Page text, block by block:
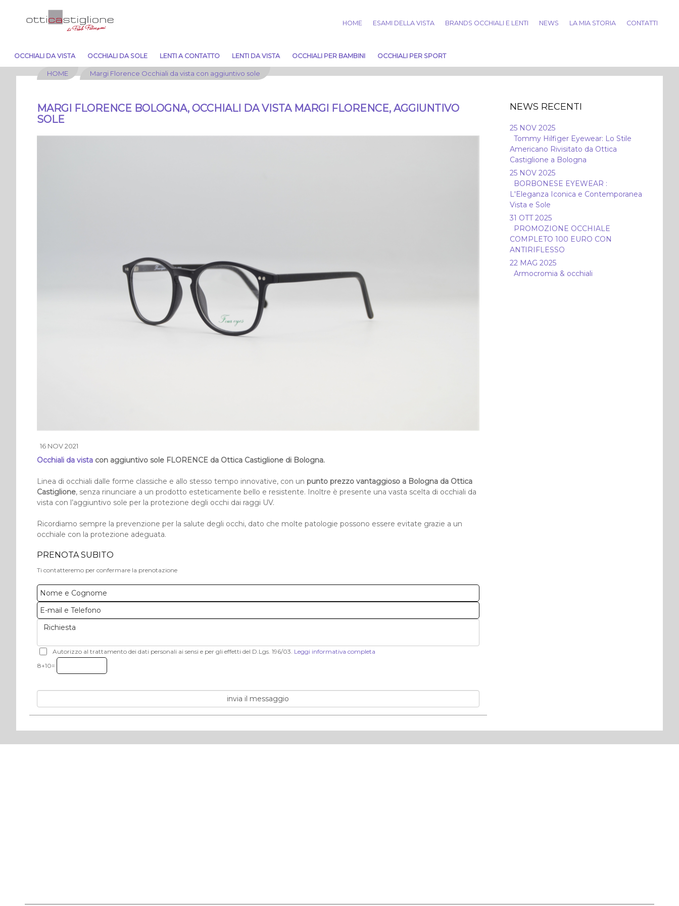
HOME ESAMI DELLA VISTA BRANDS OCCHIALI E LENTI NEWS LA MIA STORIA CONTATTI
OCCHIALI DA VISTA OCCHIALI DA SOLE LENTI A CONTATTO LENTI DA VISTA OCCHIALI PER BAMBINI OCCHIALI PER SPORT
HOME Margi Florence Occhiali da vista con aggiuntivo sole
MARGI FLORENCE BOLOGNA, OCCHIALI DA VISTA MARGI FLORENCE, AGGIUNTIVO
SOLE
16 NOV 2021
Occhiali da vistacon aggiuntivo sole FLORENCE da Ottica Castiglione di Bologna.
Linea di occhiali dalle forme classiche e allo stesso tempo innovative, con un punto prezzo vantaggioso a Bologna da Ottica
Castiglione, senza rinunciare a un prodotto esteticamente bello e resistente. Inoltre è presente una vasta scelta di occhiali da
vista con l’aggiuntivo sole per la protezione degli occhi dai raggi UV.
Ricordiamo sempre la prevenzione per la salute degli occhi, dato che molte patologie possono essere evitate grazie a un
occhiale con la protezione adeguata.
PRENOTA SUBITO
Ti contatteremo per confermare la prenotazione
Autorizzo al trattamento dei dati personali ai sensi e per gli effetti del D.Lgs. 196/03. Leggi informativa completa
8+10=
NEWS RECENTI
25 NOV 2025
Tommy Hilfiger Eyewear: Lo Stile
Americano Rivisitato da Ottica
Castiglione a Bologna
25 NOV 2025
BORBONESE EYEWEAR :
L'Eleganza Iconica e Contemporanea
Vista e Sole
31 OTT 2025
PROMOZIONE OCCHIALE
COMPLETO 100 EURO CON
ANTIRIFLESSO
22 MAG 2025
Armocromia & occhiali